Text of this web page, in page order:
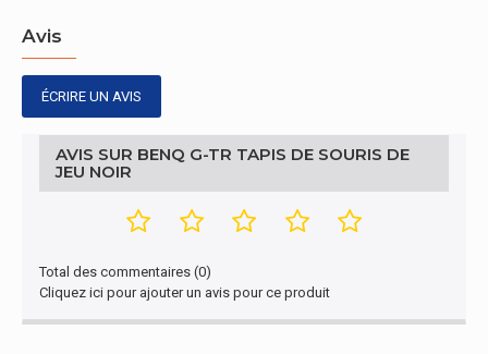
représentation / réalisation
Rebords cousus
Design
Coloration de surface Monochromatique
Avis
ÉCRIRE UN AVIS
AVIS SUR BENQ G-TR TAPIS DE SOURIS DE
JEU NOIR
Total des commentaires (0)
Cliquez ici pour ajouter un avis pour ce produit